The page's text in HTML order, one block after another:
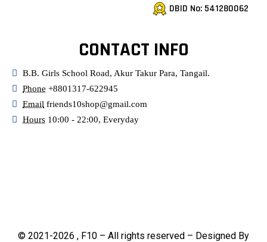
DBID No: 541280062
CONTACT INFO
B.B. Girls School Road, Akur Takur Para, Tangail.
Phone +8801317-622945
Email friends10shop@gmail.com
Hours 10:00 - 22:00, Everyday
© 2021-2026 , F10 – All rights reserved – Designed By